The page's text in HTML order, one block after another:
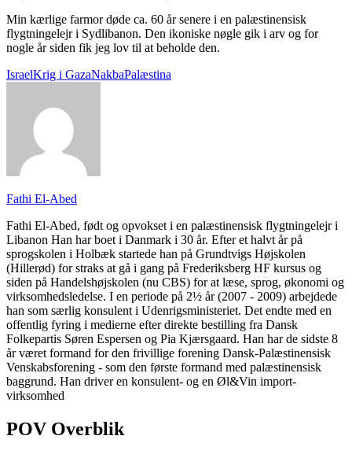
Min kærlige farmor døde ca. 60 år senere i en palæstinensisk
flygtningelejr i Sydlibanon. Den ikoniske nøgle gik i arv og for
nogle år siden fik jeg lov til at beholde den.
IsraelKrig i GazaNakbaPalæstina
Fathi El-Abed
Fathi El-Abed, født og opvokset i en palæstinensisk flygtningelejr i
Libanon Han har boet i Danmark i 30 år. Efter et halvt år på
sprogskolen i Holbæk startede han på Grundtvigs Højskolen
(Hillerød) for straks at gå i gang på Frederiksberg HF kursus og
siden på Handelshøjskolen (nu CBS) for at læse, sprog, økonomi og
virksomhedsledelse. I en periode på 2½ år (2007 - 2009) arbejdede
han som særlig konsulent i Udenrigsministeriet. Det endte med en
offentlig fyring i medierne efter direkte bestilling fra Dansk
Folkepartis Søren Espersen og Pia Kjærsgaard. Han har de sidste 8
år været formand for den frivillige forening Dansk-Palæstinensisk
Venskabsforening - som den første formand med palæstinensisk
baggrund. Han driver en konsulent- og en Øl&Vin import-
virksomhed
POV Overblik